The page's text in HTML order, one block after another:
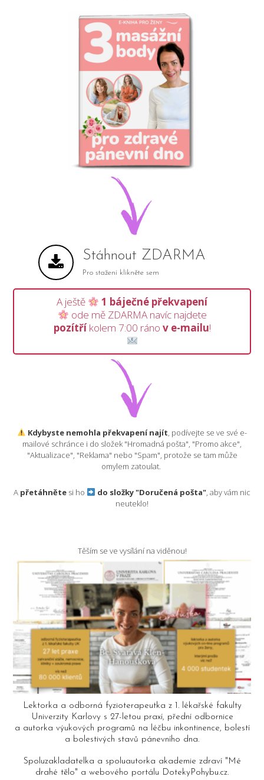
Stáhnout ZDARMA
Pro stažení klikněte sem
A ještě
1 báječné překvapení
ode mě ZDARMA navíc najdete
pozítříkolem 7:00 ráno v e-mailu!
Kdybyste nemohla překvapení najít, podívejte se ve své e-
mailové schránce i do složek "Hromadná pošta", "Promo akce",
"Aktualizace", "Reklama" nebo "Spam", protože se tam může
omylem zatoulat.
A přetáhněte si ho do složky "Doručená pošta", aby vám nic
neuteklo!
Těším se ve vysílání na viděnou!
Lektorka a odborná fyzioterapeutka z 1. lékařské fakulty
Univerzity Karlovy s 27-letou praxí, přední odbornice
a autorka výukových programů na léčbu inkontinence, bolestí
a bolestivých stavů pánevního dna.
Spoluzakladatelka a spoluautorka akademie zdraví "Mé
drahé tělo" a webového portálu DotekyPohybu.cz.